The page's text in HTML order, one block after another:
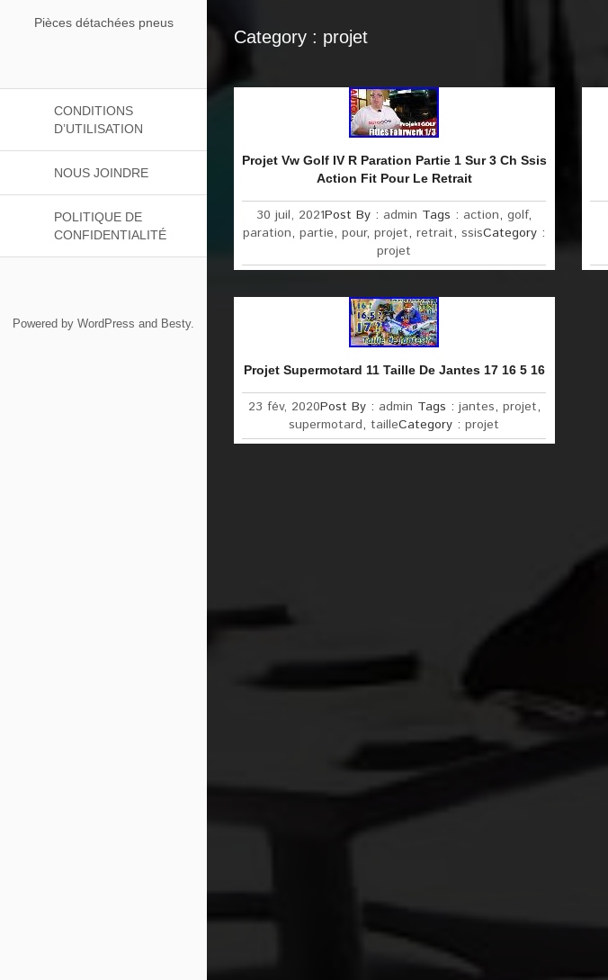
Pièces détachées pneus
CONDITIONS
D’UTILISATION
NOUS JOINDRE
POLITIQUE DE
CONFIDENTIALITÉ
Powered by WordPress and Besty.
Category : projet
Projet Vw Golf IV R Paration Partie 1 Sur 3 Ch Ssis
Action Fit Pour Le Retrait
30 juil, 2021Post By : admin Tags : action,golf,
paration,partie,pour,projet,retrait,ssisCategory :
projet
Projet Supermotard 11 Taille De Jantes 17 16 5 16
23 fév, 2020Post By : admin Tags : jantes, projet,
supermotard,tailleCategory :projet